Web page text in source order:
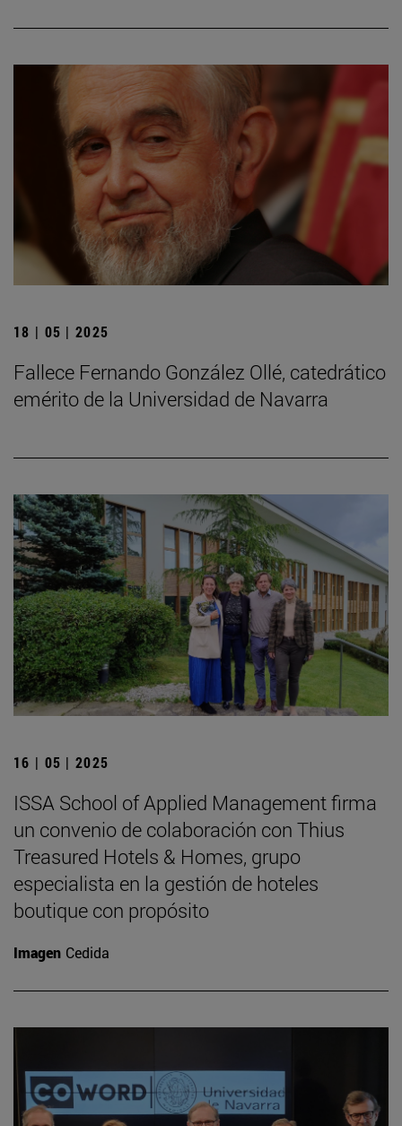
18 | 05 | 2025
Fallece Fernando González Ollé, catedrático
emérito de la Universidad de Navarra
16 | 05 | 2025
ISSA School of Applied Management firma
un convenio de colaboración con Thius
Treasured Hotels & Homes, grupo
especialista en la gestión de hoteles
boutique con propósito
Imagen Cedida